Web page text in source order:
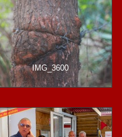
IMG_3600